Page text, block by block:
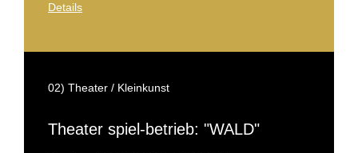
Details
02) Theater / Kleinkunst
Theater spiel-betrieb: "WALD"